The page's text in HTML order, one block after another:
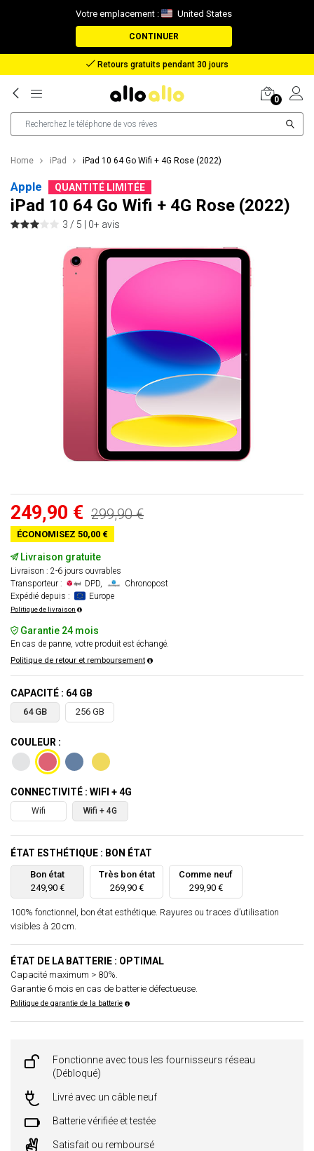
Votre emplacement : United States
CONTINUER
Remboursement en cas de perte de colis
0
Home iPad iPad 10 64 Go Wifi + 4G Rose (2022)
Apple QUANTITÉ LIMITÉE
iPad 10 64 Go Wifi + 4G Rose (2022)
3 / 5 | 0+ avis
249,90 € 299,90 €
ÉCONOMISEZ 50,00 €
Livraison gratuite
Livraison : 2-6 jours ouvrables
Transporteur :
DPD,
Chronopost
Expédié depuis :
Europe
Politique de livraison
Garantie 24 mois
En cas de panne, votre produit est échangé.
Politique de retour et remboursement
CAPACITÉ : 64 GB
64 GB 256 GB
COULEUR :
CONNECTIVITÉ : WIFI + 4G
Wifi Wifi + 4G
ÉTAT ESTHÉTIQUE : BON ÉTAT
Bon état
249,90 €
Très bon état
269,90 €
Comme neuf
299,90 €
100% fonctionnel, bon état esthétique. Rayures ou traces d’utilisation
visibles à 20 cm.
ÉTAT DE LA BATTERIE : OPTIMAL
Capacité maximum > 80%.
Garantie 6 mois en cas de batterie défectueuse.
Politique de garantie de la batterie
Fonctionne avec tous les fournisseurs réseau
(Débloqué)
Livré avec un câble neuf
Batterie vérifiée et testée
Satisfait ou remboursé